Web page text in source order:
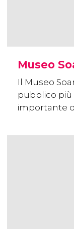
Museo
Il Museo
pubblico più
importante